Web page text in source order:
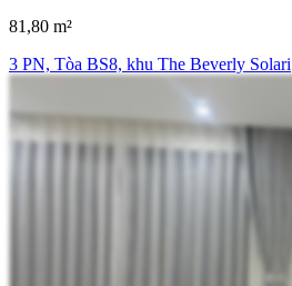
81,80 m²
3 PN, Tòa BS8, khu The Beverly Solari